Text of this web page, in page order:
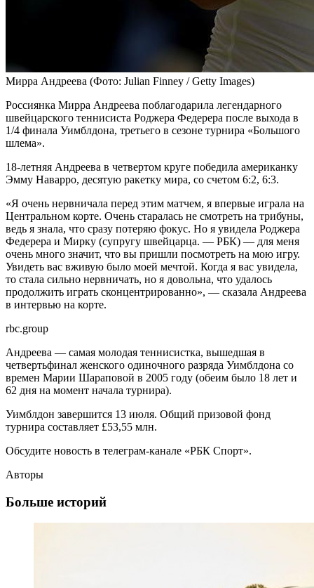
Мирра Андреева (Фото: Julian Finney / Getty Images)
Россиянка Мирра Андреева поблагодарила легендарного
швейцарского теннисиста Роджера Федерера после выхода в
1/4 финала Уимблдона, третьего в сезоне турнира «Большого
шлема».
18-летняя Андреева в четвертом круге победила американку
Эмму Наварро, десятую ракетку мира, со счетом 6:2, 6:3.
«Я очень нервничала перед этим матчем, я впервые играла на
Центральном корте. Очень старалась не смотреть на трибуны,
ведь я знала, что сразу потеряю фокус. Но я увидела Роджера
Федерера и Мирку (супругу швейцарца. — РБК) — для меня
очень много значит, что вы пришли посмотреть на мою игру.
Увидеть вас вживую было моей мечтой. Когда я вас увидела,
то стала сильно нервничать, но я довольна, что удалось
продолжить играть сконцентрированно», — сказала Андреева
в интервью на корте.
rbc.group
Андреева — самая молодая теннисистка, вышедшая в
четвертьфинал женского одиночного разряда Уимблдона со
времен Марии Шараповой в 2005 году (обеим было 18 лет и
62 дня на момент начала турнира).
Уимблдон завершится 13 июля. Общий призовой фонд
турнира составляет £53,55 млн.
Обсудите новость в телеграм-канале «РБК Спорт».
Авторы
Больше историй